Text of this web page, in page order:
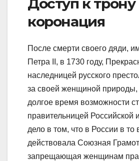
коронация
После смерти своего дяди,
Петра II, в 1730 году,
наследницей русского
за своей женщиной природы,
долгое время возможности
правительницей Российской
дело в том, что в России в то
действовала Союзная
запрещающая женщинам